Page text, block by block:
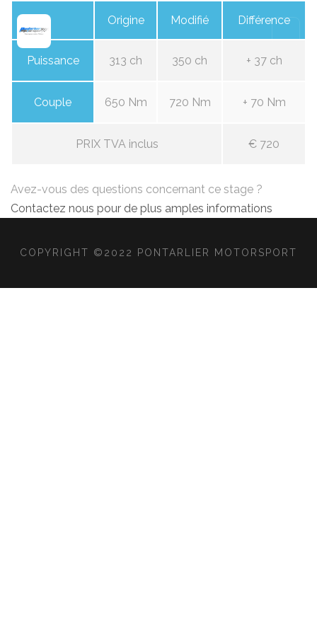
Origine Modifié Différence
Puissance 313 ch 350 ch + 37 ch
Couple 650 Nm 720 Nm + 70 Nm
PRIX TVA inclus € 720
Avez-vous des questions concernant ce stage ?
Contactez nous pour de plus amples informations
COPYRIGHT ©2022 PONTARLIER MOTORSPORT